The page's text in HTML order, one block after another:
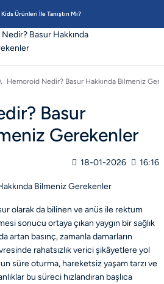
Ürünleri İle Tanıştın Mı?
Hemoroid Nedir? Basur Hakkında Bilmeniz
Basur
Gerekenler
18-01-2026 16:16
olarak da bilinen ve anüs ile rektum
sonucu ortaya çıkan yaygın bir sağlık
artan basınç, zamanla damarların
rahatsızlık verici şikâyetlere yol
süre oturma, hareketsiz yaşam tarzı ve
bu süreci hızlandıran başlıca